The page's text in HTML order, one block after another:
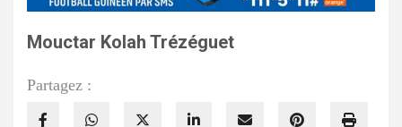
Mouctar Kolah Trézéguet
Partagez :